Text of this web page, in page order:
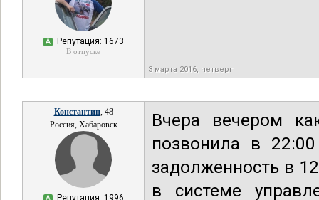
А Репутация: 1673
В отпуске
3 марта 2016, четверг
Константин, 48
Россия, Хабаровск
А Репутация: 1996
Вчера вечером
позвонила в
задолженность в
в системе